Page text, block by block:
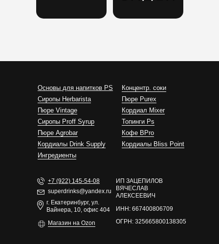
ИП ЗАЦЕПИЛОВ
ВЯЧЕСЛАВ
АЛЕКСЕЕВИЧ
ИНН: 667400806709
ОГРН: 325665800138305
Основы для напитков PS
Сиропы Herbarista
Пюре Vintage
Cиропы Proff Syrup
Пюре Agrobar
Кордиалы Drink Supply
Ингредиенты
superdrinks@yandex.ru
+7 (922) 145-54-08
г. Екатеринбург, ул.
Вайнера, 10, офис 404
Магазин на Ozon
Концентр. соки
Пюре Purex
Кордиал Mixer
Топинги Ps
Кофе BPro
Кордиалы Bliss Point